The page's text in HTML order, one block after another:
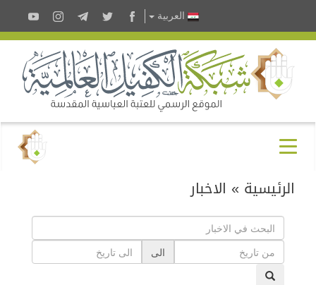
العربية
الرئيسية » الاخبار
الى